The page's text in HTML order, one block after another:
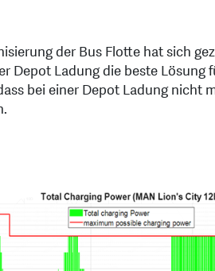
der Bus Flotte hat sich
Depot Ladung die beste
bei einer Depot Ladung nicht